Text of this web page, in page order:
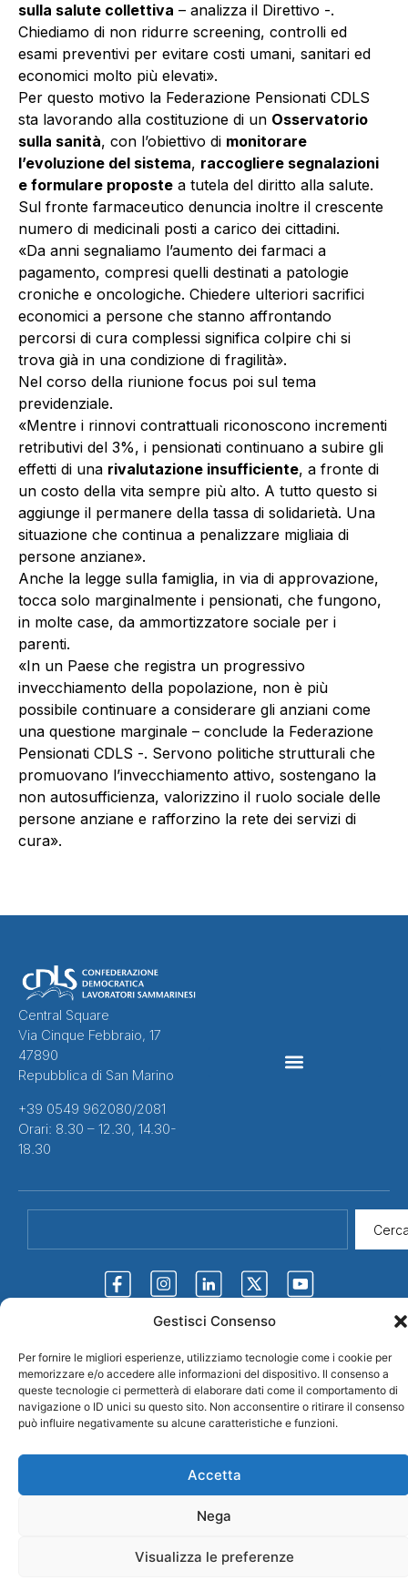
Gestisci Consenso
Per fornire le migliori esperienze, utilizziamo tecnologie come i cookie per
memorizzare e/o accedere alle informazioni del dispositivo. Il consenso a
queste tecnologie ci permetterà di elaborare dati come il comportamento di
navigazione o ID unici su questo sito. Non acconsentire o ritirare il consenso
può influire negativamente su alcune caratteristiche e funzioni.
Accetta
Nega
Visualizza le preferenze
sulla salute collettiva – analizza il Direttivo -.
Chiediamo di non ridurre screening, controlli ed
esami preventivi per evitare costi umani, sanitari ed
economici molto più elevati».
Per questo motivo la Federazione Pensionati CDLS
sta lavorando alla costituzione di un Osservatorio
sulla sanità, con l’obiettivo di monitorare
l’evoluzione del sistema, raccogliere segnalazioni
e formulare proposte a tutela del diritto alla salute.
Sul fronte farmaceutico denuncia inoltre il crescente
numero di medicinali posti a carico dei cittadini.
«Da anni segnaliamo l’aumento dei farmaci a
pagamento, compresi quelli destinati a patologie
croniche e oncologiche. Chiedere ulteriori sacrifici
economici a persone che stanno affrontando
percorsi di cura complessi significa colpire chi si
trova già in una condizione di fragilità».
Nel corso della riunione focus poi sul tema
previdenziale.
«Mentre i rinnovi contrattuali riconoscono incrementi
retributivi del 3%, i pensionati continuano a subire gli
effetti di una rivalutazione insufficiente, a fronte di
un costo della vita sempre più alto. A tutto questo si
aggiunge il permanere della tassa di solidarietà. Una
situazione che continua a penalizzare migliaia di
persone anziane».
Anche la legge sulla famiglia, in via di approvazione,
tocca solo marginalmente i pensionati, che fungono,
in molte case, da ammortizzatore sociale per i
parenti.
«In un Paese che registra un progressivo
invecchiamento della popolazione, non è più
possibile continuare a considerare gli anziani come
una questione marginale – conclude la Federazione
Pensionati CDLS -. Servono politiche strutturali che
promuovano l’invecchiamento attivo, sostengano la
non autosufficienza, valorizzino il ruolo sociale delle
persone anziane e rafforzino la rete dei servizi di
cura».
Central Square
Via Cinque Febbraio, 17
47890
Repubblica di San Marino
+39 0549 962080/2081
Orari: 8.30 – 12.30, 14.30-
18.30
© 2026 CDLS
Confederazione
Democratica Lavoratori
Sammarinese
Privacy Policy Credits